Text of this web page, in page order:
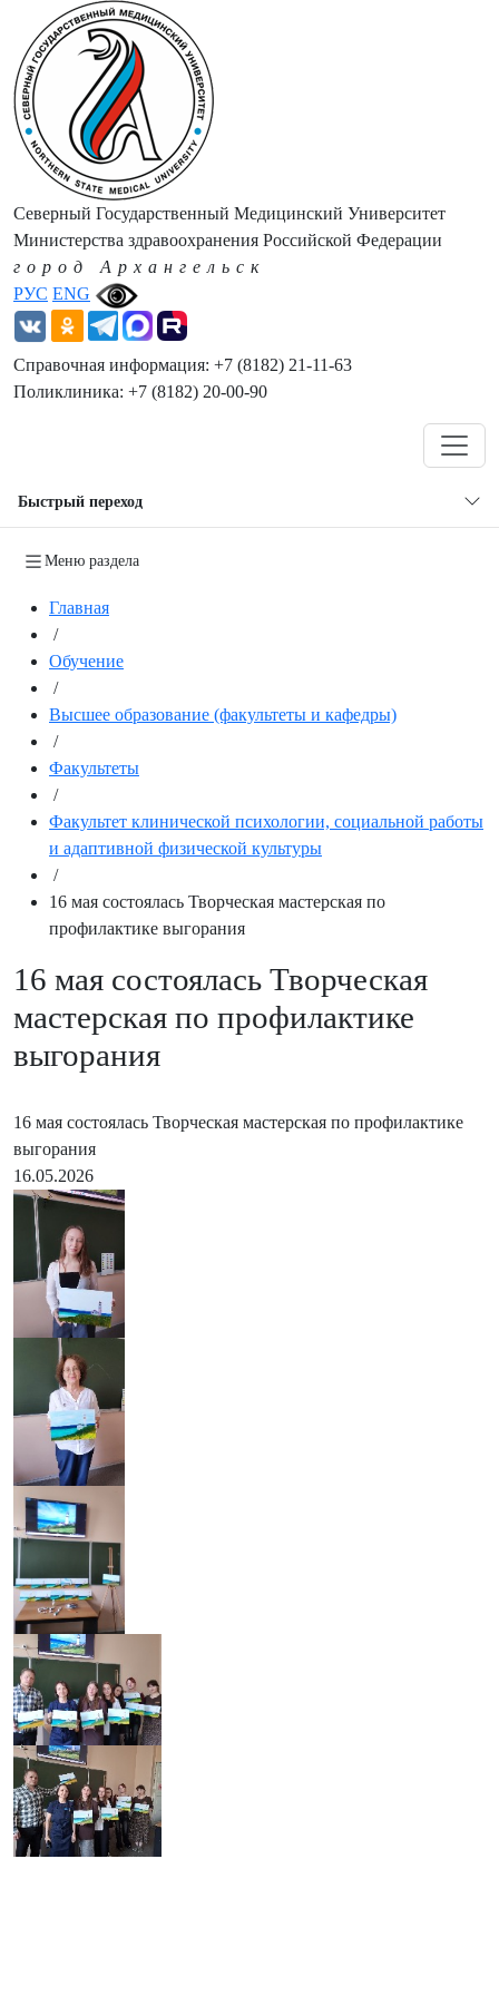
РУС ENG
Северный Государственный Медицинский Университет
Министерства здравоохранения Российской Федерации
город Архангельск
Справочная информация: +7 (8182) 21-11-63
Поликлиника: +7 (8182) 20-00-90
Быстрый переход
Меню раздела
Главная
/
Обучение
/
Высшее образование (факультеты и кафедры)
/
Факультеты
/
Факультет клинической психологии, социальной работы
и адаптивной физической культуры
/
16 мая состоялась Творческая мастерская по
профилактике выгорания
16 мая состоялась Творческая
мастерская по профилактике
выгорания
16 мая состоялась Творческая мастерская по профилактике
выгорания
16.05.2026